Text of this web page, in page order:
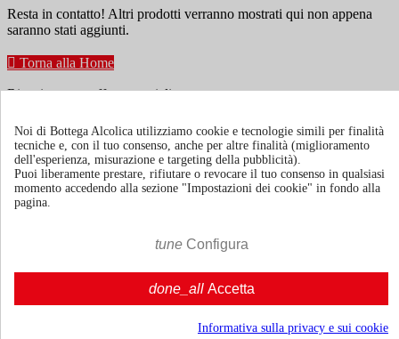
Resta in contatto! Altri prodotti verranno mostrati qui non appena
saranno stati aggiunti.
 Torna alla Home
Ricevi news e offerte speciali
Puoi annullare l'iscrizione in ogni momenti. A questo scopo, cerca le
info di contatto nelle note legali.
Termini e condizioni
Noi di Bottega Alcolica utilizziamo cookie e tecnologie simili per finalità
tecniche e, con il tuo consenso, anche per altre finalità (miglioramento
dell'esperienza, misurazione e targeting della pubblicità).
Puoi liberamente prestare, rifiutare o revocare il tuo consenso in qualsiasi
momento accedendo alla sezione "Impostazioni dei cookie" in fondo alla
pagina.
tune Configura
done_all Accetta
Informativa sulla privacy e sui cookie